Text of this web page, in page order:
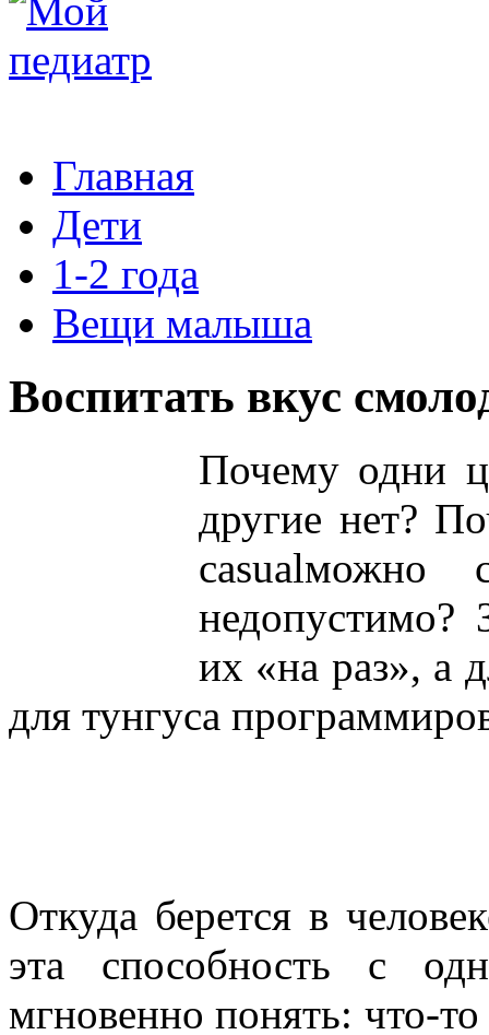
Главная
Дети
1-2 года
Вещи малыша
Воспитать вкус
Почему одни
другие нет?
casualможно
недопустимо?
их «на раз», а
для тунгуса
Откуда беретсяв
эта способность с
мгновенно понять: что-то